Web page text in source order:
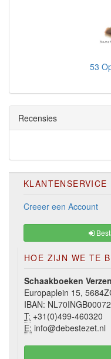
53
Recensies
KLANTENSERVICE
Creeer een Account
HOE ZIJN WE TE
Schaakboeken
Europaplein 15,
IBAN:
T: +31(0)499-460320
E: info@debestezet.nl